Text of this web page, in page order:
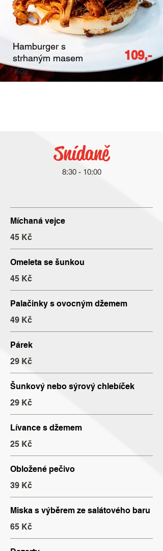
Hamburger s
strhaným masem
109,-
150g
Snídaně
8:30 - 10:00
Míchaná vejce
45 Kč
Omeleta se šunkou
45 Kč
Palačinky s ovocným džemem
49 Kč
Párek
29 Kč
Šunkový nebo sýrový chlebíček
29 Kč
Lívance s džemem
25 Kč
Obložené pečivo
39 Kč
Miska s výběrem ze salátového baru
65 Kč